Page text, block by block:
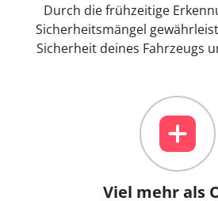
Durch die frühzeitige
Sicherheitsmängel
Sicherheit deines Fahrzeugs
Viel mehr als